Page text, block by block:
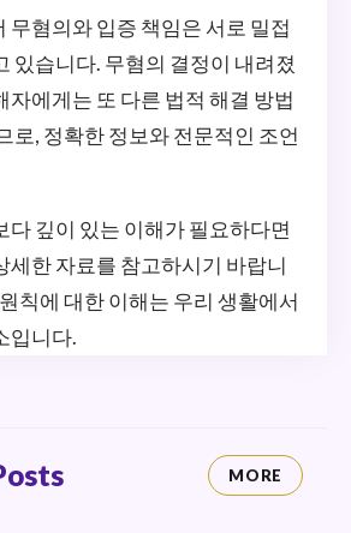
무혐의와 입증 책임은 서로 밀접
있습니다. 무혐의 결정이 내려졌
자에게는 또 다른 법적 해결 방법
로, 정확한 정보와 전문적인 조언
다 깊이 있는 이해가 필요하다면
세한 자료를 참고하시기 바랍니
칙에 대한 이해는 우리 생활에서
입니다.
MORE